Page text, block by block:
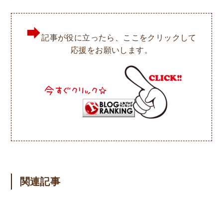
記事が役に立ったら、ここをクリックして
応援をお願いします。
関連記事